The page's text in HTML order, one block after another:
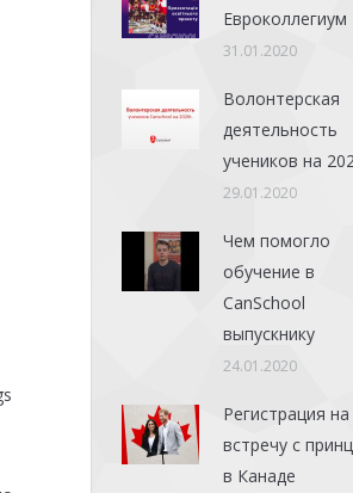
Евроколлегиум
31.01.2020
Волонтерская
деятельность
учеников на
29.01.2020
Чем помогло
обучение в
CanSchool
выпускнику
24.01.2020
Регистрация на
встречу с
в Канаде